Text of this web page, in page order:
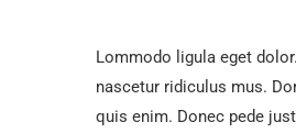
Lommodo ligula eget
nascetur ridiculus mus.
quis enim. Donec pede